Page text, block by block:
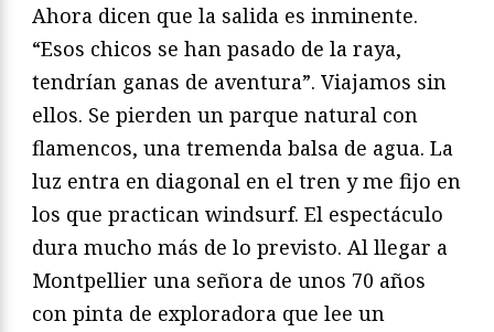
Ahora dicen que la salida es inminente.
“Esos chicos se han pasado de la raya,
tendrían ganas de aventura”. Viajamos sin
ellos. Se pierden un parque natural con
flamencos, una tremenda balsa de agua. La
luz entra en diagonal en el tren y me fijo en
los que practican windsurf. El espectáculo
dura mucho más de lo previsto. Al llegar a
Montpellier una señora de unos 70 años
con pinta de exploradora que lee un